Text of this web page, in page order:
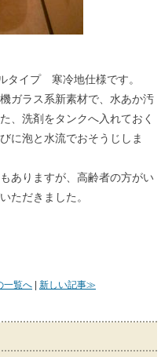
タイプ 寒冷地仕様です。
ガラス系新素材で、水あか汚
、洗剤をタンクへ入れておく
に泡と水流でおそうじしま
ありますが、高齢者の方がい
ただきました。
一覧へ | 新しい記事≫